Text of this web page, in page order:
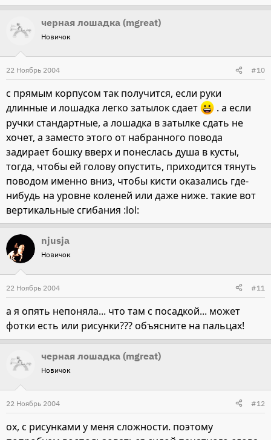
черная лошадка (mgreat)
Новичок
22 Ноябрь 2004 #10
с прямым корпусом так получится, если руки
длинные и лошадка легко затылок сдает
. а если
ручки стандартные, а лошадка в затылке сдать не
хочет, а заместо этого от набранного повода
задирает бошку вверх и понеслась душа в кусты,
тогда, чтобы ей голову опустить, приходится тянуть
поводом именно вниз, чтобы кисти оказались где-
нибудь на уровне коленей или даже ниже. такие вот
вертикальные сгибания :lol:
njusja
Новичок
22 Ноябрь 2004 #11
а я опять непоняла... что там с посадкой... может
фотки есть или рисунки??? объясните на пальцах!
черная лошадка (mgreat)
Новичок
22 Ноябрь 2004 #12
ох, с рисунками у меня сложности. поэтому